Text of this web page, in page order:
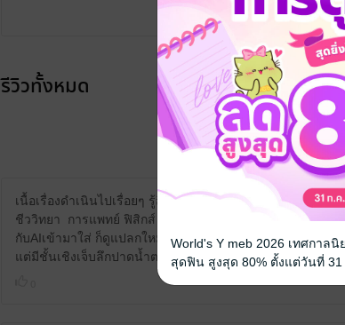
คุณสามารถเข้าสู่ระบบ
รีวิวทั้งหมด
เนื้อเรื่องดำเนินไปเรื่อยๆ รู้สึกอ่านสนุกช่วงบทท้ายๆ ที่จะคลี่
ชีววิทยา การแพทย์ ฟิสิกส์ ศาสนาและวัฒนธรรมฮินดู บางช่
กับAIเข้ามาใส่ ก็ดูแปลกใหม่ล้ำสมัยดี ต้องลองไปอ่านดูชอบเข
แต่มีชั้นเชิงเจ็บลึกปาดน้ำตาไปกับตัวละครมากกว่านี้ สำหรับเ
World's Y meb 2026 เทศกาล
สุดฟิน สูงสุด 80% ตั้งแต่วันที่ 31